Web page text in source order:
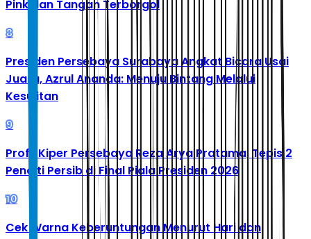
Pink dan Tangan Terborgol
8
Presiden Persebaya Surabaya Angkat Bicara Usai
Juara, Azrul Ananda: Menuju Bintang Melalui
Kesulitan
9
Profil Kiper Persebaya Reza Arya Pratama, Tepis 2
Penalti Persib di Final Piala Presiden 2026
10
Cek Warna Keberuntungan Menurut Hari dan